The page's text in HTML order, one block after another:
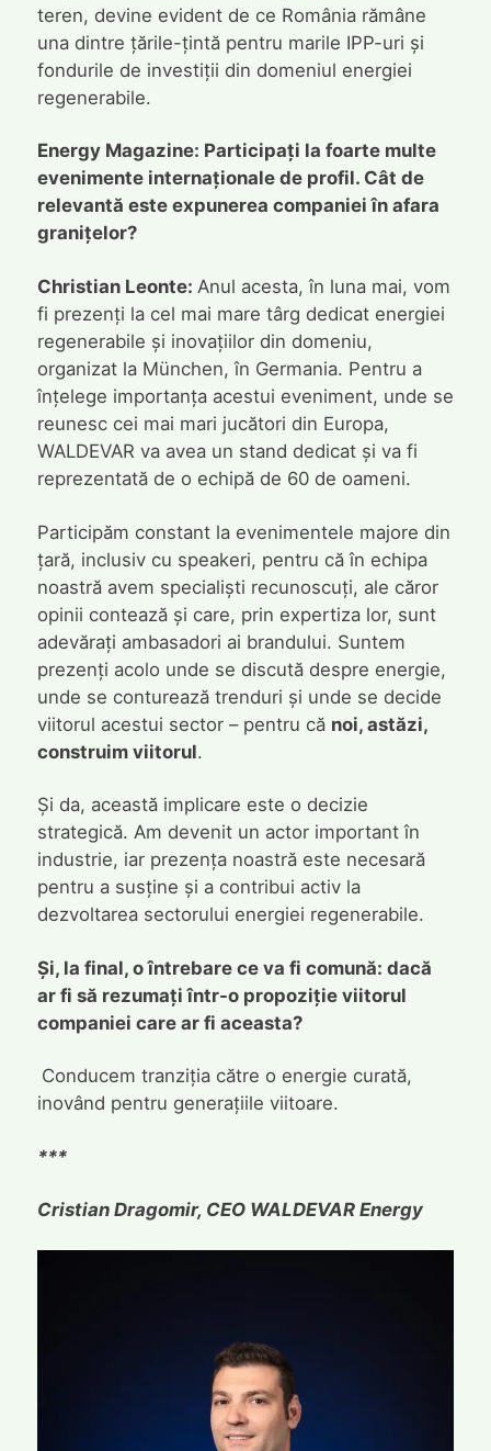
teren, devine evident de ce România rămâne
una dintre țările-țintă pentru marile IPP-uri și
fondurile de investiții din domeniul energiei
regenerabile.
Energy Magazine: Participați la foarte multe
evenimente internaționale de profil. Cât de
relevantă este expunerea companiei în afara
granițelor?
Christian Leonte: Anul acesta, în luna mai, vom
fi prezenți la cel mai mare târg dedicat energiei
regenerabile și inovațiilor din domeniu,
organizat la München, în Germania. Pentru a
înțelege importanța acestui eveniment, unde se
reunesc cei mai mari jucători din Europa,
WALDEVAR va avea un stand dedicat și va fi
reprezentată de o echipă de 60 de oameni.
Participăm constant la evenimentele majore din
țară, inclusiv cu speakeri, pentru că în echipa
noastră avem specialiști recunoscuți, ale căror
opinii contează și care, prin expertiza lor, sunt
adevărați ambasadori ai brandului. Suntem
prezenți acolo unde se discută despre energie,
unde se conturează trenduri și unde se decide
viitorul acestui sector – pentru că noi, astăzi,
construim viitorul.
Și da, această implicare este o decizie
strategică. Am devenit un actor important în
industrie, iar prezența noastră este necesară
pentru a susține și a contribui activ la
dezvoltarea sectorului energiei regenerabile.
Și, la final, o întrebare ce va fi comună: dacă
ar fi să rezumați într-o propoziție viitorul
companiei care ar fi aceasta?
Conducem tranziția către o energie curată,
inovând pentru generațiile viitoare.
***
Cristian Dragomir, CEO WALDEVAR Energy